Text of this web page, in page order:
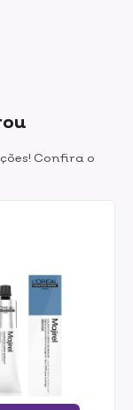
Confira o